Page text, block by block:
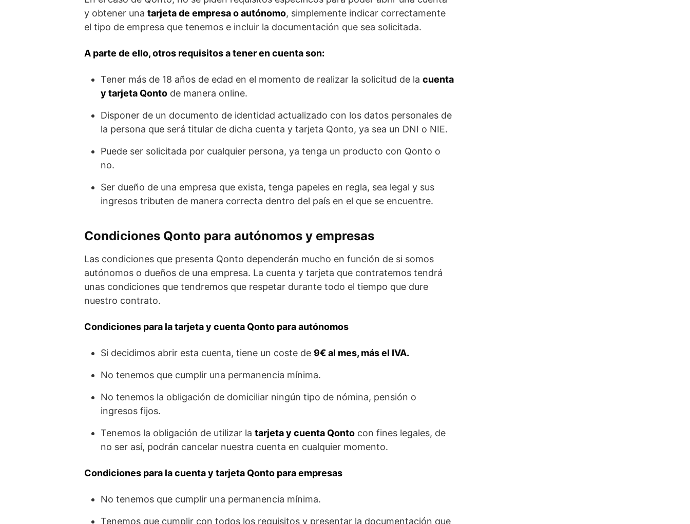
y obtener una tarjeta de empresa o autónomo, simplemente indicar correctamente
el tipo de empresa que tenemos e incluir la documentación que sea solicitada.
A parte de ello, otros requisitos a tener en cuenta son:
Tener más de 18 años de edad en el momento de realizar la solicitud de la cuenta
y tarjeta Qonto de manera online.
Disponer de un documento de identidad actualizado con los datos personales de
la persona que será titular de dicha cuenta y tarjeta Qonto, ya sea un DNI o NIE.
Puede ser solicitada por cualquier persona, ya tenga un producto con Qonto o
no.
Ser dueño de una empresa que exista, tenga papeles en regla, sea legal y sus
ingresos tributen de manera correcta dentro del país en el que se encuentre.
Condiciones Qonto para autónomos y empresas
Las condiciones que presenta Qonto dependerán mucho en función de si somos
autónomos o dueños de una empresa. La cuenta y tarjeta que contratemos tendrá
unas condiciones que tendremos que respetar durante todo el tiempo que dure
nuestro contrato.
Condiciones para la tarjeta y cuenta Qonto para autónomos
Si decidimos abrir esta cuenta, tiene un coste de 9€ al mes, más el IVA.
No tenemos que cumplir una permanencia mínima.
No tenemos la obligación de domiciliar ningún tipo de nómina, pensión o
ingresos fijos.
Tenemos la obligación de utilizar la tarjeta y cuenta Qonto con fines legales, de
no ser así, podrán cancelar nuestra cuenta en cualquier momento.
Condiciones para la cuenta y tarjeta Qonto para empresas
No tenemos que cumplir una permanencia mínima.
Tenemos que cumplir con todos los requisitos y presentar la documentación que